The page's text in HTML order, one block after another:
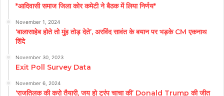
*आदिवासी समाज जिला कोर कमेटी ने बैठक में लिया निर्णय*
November 1, 2024
‘बालासाहेब होते तो मुंह तोड़ देते’, अरविंद सावंत के बयान पर भड़के CM एकनाथ
शिंदे
November 30, 2023
Exit Poll Survey Data
November 6, 2024
‘राजतिलक की करो तैयारी, जय हो ट्रंप चाचा की’ Donald Trump की जीत